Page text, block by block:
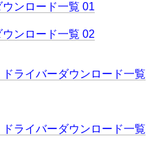
ンロード一覧 01
ンロード一覧 02
ライバーダウンロード一覧
ライバーダウンロード一覧